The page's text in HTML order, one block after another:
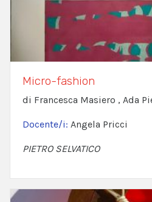
Micro-fashion
di Francesca Masiero , Ada
Docente/i: Angela Pricci
PIETRO SELVATICO